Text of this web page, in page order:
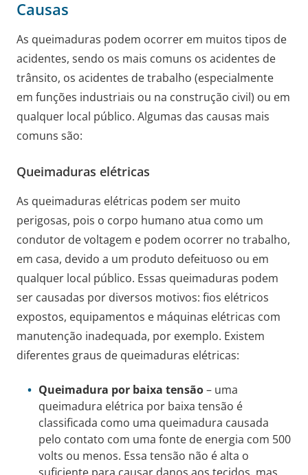
Causas
As queimaduras podem ocorrer em muitos tipos de
acidentes, sendo os mais comuns os acidentes de
trânsito, os acidentes de trabalho (especialmente
em funções industriais ou na construção civil) ou em
qualquer local público. Algumas das causas mais
comuns são:
Queimaduras elétricas
As queimaduras elétricas podem ser muito
perigosas, pois o corpo humano atua como um
condutor de voltagem e podem ocorrer no trabalho,
em casa, devido a um produto defeituoso ou em
qualquer local público. Essas queimaduras podem
ser causadas por diversos motivos: fios elétricos
expostos, equipamentos e máquinas elétricas com
manutenção inadequada, por exemplo. Existem
diferentes graus de queimaduras elétricas:
Queimadura por baixa tensão– uma
queimadura elétrica por baixa tensão é
classificada como uma queimadura causada
pelo contato com uma fonte de energia com 500
volts ou menos. Essa tensão não é alta o